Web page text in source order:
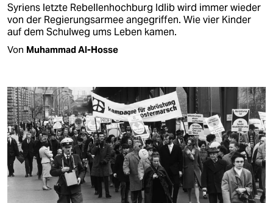
Syriens letzte Rebellenhochburg Idlib wird immer wieder
von der Regierungsarmee angegriffen. Wie vier Kinder
auf dem Schulweg ums Leben kamen.
Von Muhammad Al-Hosse